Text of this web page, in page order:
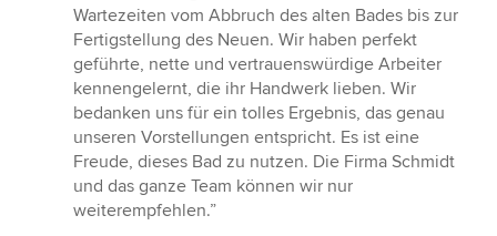
Wartezeiten vom Abbruch des alten Bades bis zur
Fertigstellung des Neuen. Wir haben perfekt
geführte, nette und vertrauenswürdige Arbeiter
kennengelernt, die ihr Handwerk lieben. Wir
bedanken uns für ein tolles Ergebnis, das genau
unseren Vorstellungen entspricht. Es ist eine
Freude, dieses Bad zu nutzen. Die Firma Schmidt
und das ganze Team können wir nur
weiterempfehlen.”